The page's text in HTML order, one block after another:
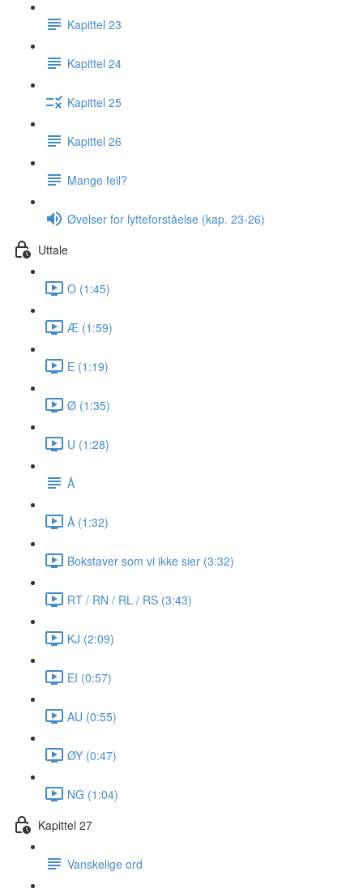
Kapittel 23
Kapittel 24
Kapittel 25
Kapittel 26
Mange feil?
Øvelser for lytteforståelse (kap. 23-26)
Uttale
O (1:45)
Æ (1:59)
E (1:19)
Ø (1:35)
U (1:28)
Å
Å (1:32)
Bokstaver som vi ikke sier (3:32)
RT / RN / RL / RS (3:43)
KJ (2:09)
EI (0:57)
AU (0:55)
ØY (0:47)
NG (1:04)
Kapittel 27
Vanskelige ord